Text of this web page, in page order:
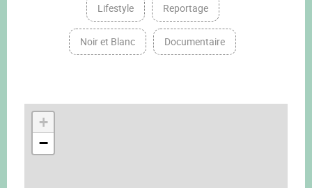
Lifestyle Reportage
Noir et Blanc Documentaire
+
−